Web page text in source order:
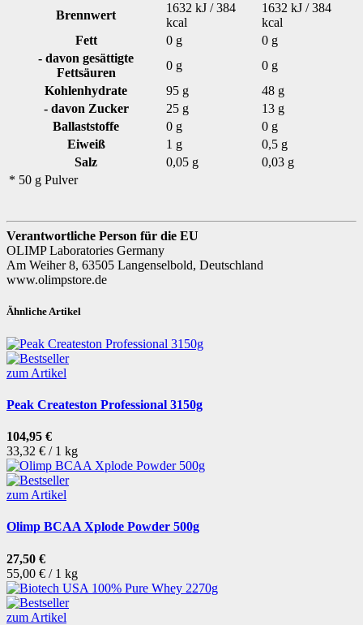
Brennwert
1632 kJ / 384
kcal
1632 kJ / 384
kcal
Fett
0 g
0 g
- davon gesättigte
Fettsäuren
0 g
0 g
Kohlenhydrate
95 g
48 g
- davon Zucker
25 g
13 g
Ballaststoffe
0 g
0 g
Eiweiß
1 g
0,5 g
Salz
0,05 g
0,03 g
* 50 g Pulver
Verantwortliche Person für die EU
OLIMP Laboratories Germany
Am Weiher 8, 63505 Langenselbold, Deutschland
www.olimpstore.de
Ähnliche Artikel
zum Artikel
Peak Createston Professional 3150g
104,95 €
33,32 € / 1 kg
zum Artikel
Olimp BCAA Xplode Powder 500g
27,50 €
55,00 € / 1 kg
zum Artikel